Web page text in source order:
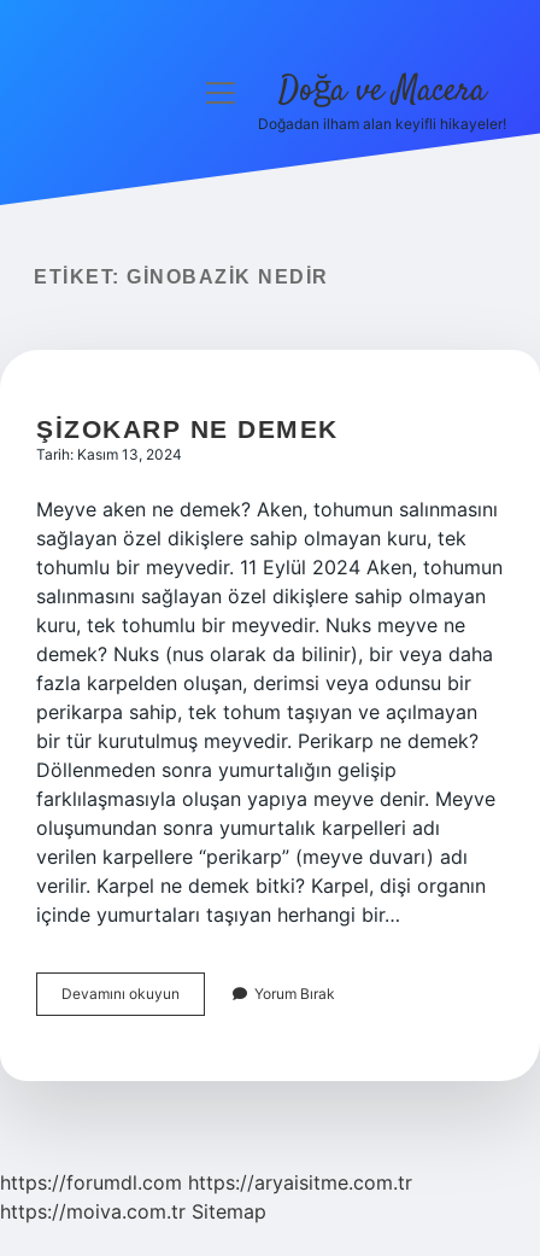
Yasal Uyarı
menüyü Doğa ve Macera
Doğadan ilham alan keyifli hikayeler!
ETIKET: GINOBAZIK NEDIR
ŞIZOKARP NE DEMEK
Tarih: Kasım 13, 2024
Meyve aken ne demek? Aken, tohumun salınmasını
sağlayan özel dikişlere sahip olmayan kuru, tek
tohumlu bir meyvedir. 11 Eylül 2024 Aken, tohumun
salınmasını sağlayan özel dikişlere sahip olmayan
kuru, tek tohumlu bir meyvedir. Nuks meyve ne
demek? Nuks (nus olarak da bilinir), bir veya daha
fazla karpelden oluşan, derimsi veya odunsu bir
perikarpa sahip, tek tohum taşıyan ve açılmayan
bir tür kurutulmuş meyvedir. Perikarp ne demek?
Döllenmeden sonra yumurtalığın gelişip
farklılaşmasıyla oluşan yapıya meyve denir. Meyve
oluşumundan sonra yumurtalık karpelleri adı
verilen karpellere “perikarp” (meyve duvarı) adı
verilir. Karpel ne demek bitki? Karpel, dişi organın
içinde yumurtaları taşıyan herhangi bir…
Devamını okuyun Şizokarp
Ne
Yorum Bırak
https://forumdl.com https://aryaisitme.com.tr
https://moiva.com.tr Sitemap